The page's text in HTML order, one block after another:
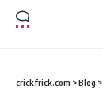
crickfrick.com >Blog >